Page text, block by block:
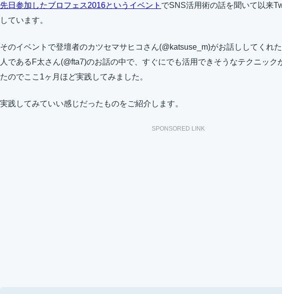
先日参加したブロフェス2016というイベント でSNS活用術の話を聞いて以来
しています。
そのイベントで登壇者のカツセマサヒコさん(@katsuse_m)がお話ししてくれ
人であるF太さん(@fta7)のお話の中で、すぐにでも活用できそうなテクニック
たのでここ1ヶ月ほど実践してみました。
実践してみていい感じだったものをご紹介します。
SPONSORED LINK